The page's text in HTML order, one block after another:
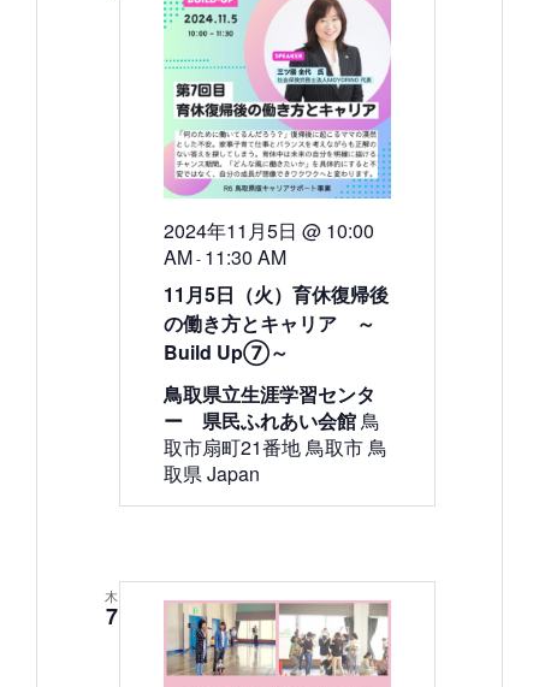
を
検
索
し
て
ビ
ョ
ン
表
示
11月5日（火）育休復帰後
の働き方とキャリア ～
Build Up⑦～
2024年11月5日 @ 10:00
AM - 11:30 AM
鳥取県立生涯学習センタ
ー 県民ふれあい会館鳥
取市扇町21番地 鳥取市 鳥
取県 Japan
木
7